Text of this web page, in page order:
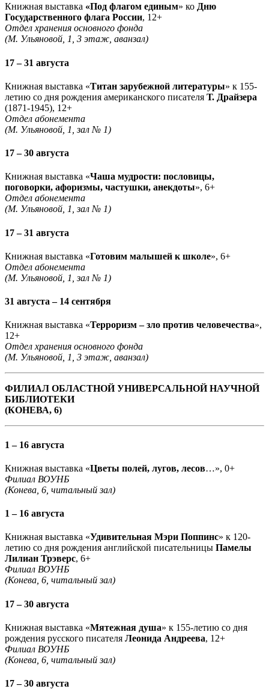
Книжная выставка «Под флагом единым» ко Дню
Государственного флага России, 12+
Отдел хранения основного фонда
(М. Ульяновой, 1, 3 этаж, аванзал)
17 – 31 августа
Книжная выставка «Титан зарубежной литературы» к 155-
летию со дня рождения американского писателя Т. Драйзера
(1871-1945), 12+
Отдел абонемента
(М. Ульяновой, 1, зал № 1)
17 – 30 августа
Книжная выставка «Чаша мудрости: пословицы,
поговорки, афоризмы, частушки, анекдоты», 6+
Отдел абонемента
(М. Ульяновой, 1, зал № 1)
17 – 31 августа
Книжная выставка «Готовим малышей к школе», 6+
Отдел абонемента
(М. Ульяновой, 1, зал № 1)
31 августа – 14 сентября
Книжная выставка «Терроризм – зло против человечества»,
12+
Отдел хранения основного фонда
(М. Ульяновой, 1, 3 этаж, аванзал)
ФИЛИАЛ ОБЛАСТНОЙ УНИВЕРСАЛЬНОЙ НАУЧНОЙ
БИБЛИОТЕКИ
(КОНЕВА, 6)
1 – 16 августа
Книжная выставка «Цветы полей, лугов, лесов…», 0+
Филиал ВОУНБ
(Конева, 6, читальный зал)
1 – 16 августа
Книжная выставка «Удивительная Мэри Поппинс» к 120-
летию со дня рождения английской писательницы Памелы
Лилиан Трэверс, 6+
Филиал ВОУНБ
(Конева, 6, читальный зал)
17 – 30 августа
Книжная выставка «Мятежная душа» к 155-летию со дня
рождения русского писателя Леонида Андреева, 12+
Филиал ВОУНБ
(Конева, 6, читальный зал)
17 – 30 августа